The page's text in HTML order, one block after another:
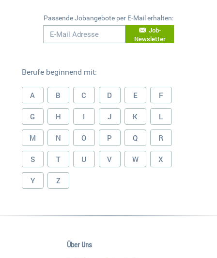
Passende Jobangebote per E-Mail erhalten:
Job-
Newsletter
Berufe beginnend mit:
A B C D E F
G H I J K L
M N O P Q R
S T U V W X
Y Z
Über Uns